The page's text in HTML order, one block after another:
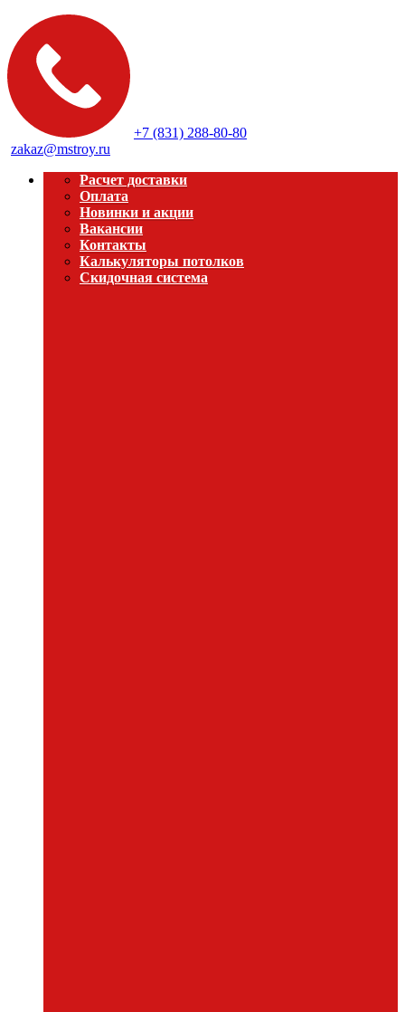
+7 (831) 288-80-80
zakaz@mstroy.ru
Расчет доставки
Оплата
Новинки и акции
Вакансии
Контакты
Калькуляторы потолков
Скидочная система